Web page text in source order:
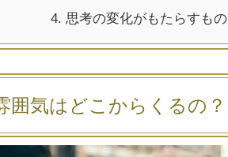
4. 思考の変化がもたらすもの
囲気はどこからくるの？